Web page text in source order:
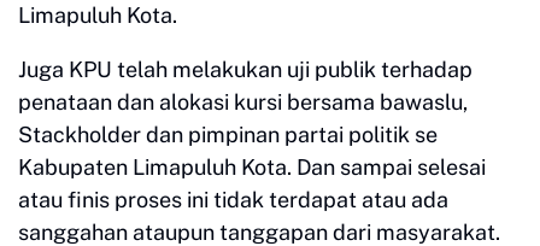
Limapuluh Kota.
Juga KPU telah melakukan uji publik terhadap
penataan dan alokasi kursi bersama bawaslu,
Stackholder dan pimpinan partai politik se
Kabupaten Limapuluh Kota. Dan sampai selesai
atau finis proses ini tidak terdapat atau ada
sanggahan ataupun tanggapan dari masyarakat.